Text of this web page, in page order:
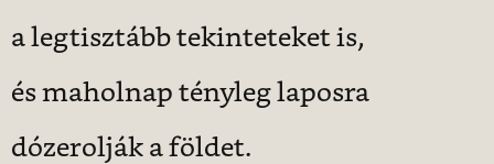
a legtisztább tekinteteket is,
és maholnap tényleg laposra
dózerolják a földet.